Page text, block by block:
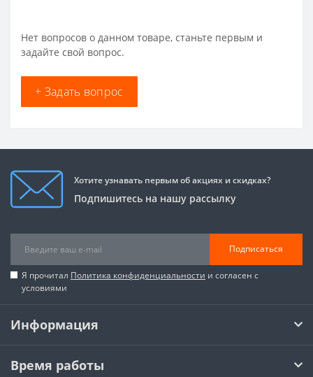
Нет вопросов о данном товаре, станьте первым и
задайте свой вопрос.
+ Задать вопрос
Хотите узнавать первым об акциях и скидках?
Подпишитесь на нашу рассылку
Подписаться
Я прочитал Политика конфиденциальности и согласен с
условиями
Информация
Время работы